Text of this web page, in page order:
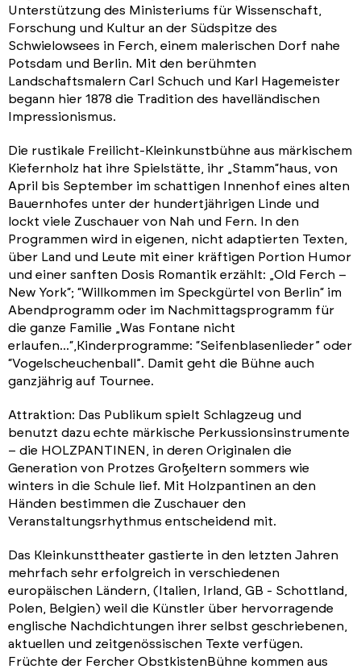
Unterstützung des Ministeriums für Wissenschaft,
Forschung und Kultur an der Südspitze des
Schwielowsees in Ferch, einem malerischen Dorf nahe
Potsdam und Berlin. Mit den berühmten
Landschaftsmalern Carl Schuch und Karl Hagemeister
begann hier 1878 die Tradition des havelländischen
Impressionismus.
Die rustikale Freilicht-Kleinkunstbühne aus märkischem
Kiefernholz hat ihre Spielstätte, ihr „Stamm“haus, von
April bis September im schattigen Innenhof eines alten
Bauernhofes unter der hundertjährigen Linde und
lockt viele Zuschauer von Nah und Fern. In den
Programmen wird in eigenen, nicht adaptierten Texten,
über Land und Leute mit einer kräftigen Portion Humor
und einer sanften Dosis Romantik erzählt: „Old Ferch –
New York“; “Willkommen im Speckgürtel von Berlin“ im
Abendprogramm oder im Nachmittagsprogramm für
die ganze Familie „Was Fontane nicht
erlaufen...“,Kinderprogramme: “Seifenblasenlieder” oder
“Vogelscheuchenball”. Damit geht die Bühne auch
ganzjährig auf Tournee.
Attraktion: Das Publikum spielt Schlagzeug und
benutzt dazu echte märkische Perkussionsinstrumente
– die HOLZPANTINEN, in deren Originalen die
Generation von Protzes Großeltern sommers wie
winters in die Schule lief. Mit Holzpantinen an den
Händen bestimmen die Zuschauer den
Veranstaltungsrhythmus entscheidend mit.
Das Kleinkunsttheater gastierte in den letzten Jahren
mehrfach sehr erfolgreich in verschiedenen
europäischen Ländern, (Italien, Irland, GB - Schottland,
Polen, Belgien) weil die Künstler über hervorragende
englische Nachdichtungen ihrer selbst geschriebenen,
aktuellen und zeitgenössischen Texte verfügen.
Früchte der Fercher ObstkistenBühne kommen aus